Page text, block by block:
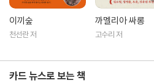
이끼숲
천선란 저
까멜리아 싸롱
고수리 저
카드 뉴스로 보는 책